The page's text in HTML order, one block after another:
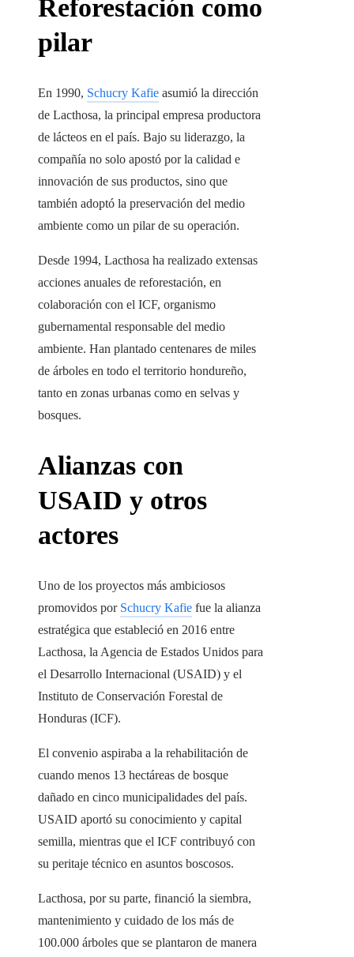
Reforestación como
pilar
En 1990, Schucry Kafie asumió la dirección
de Lacthosa, la principal empresa productora
de lácteos en el país. Bajo su liderazgo, la
compañía no solo apostó por la calidad e
innovación de sus productos, sino que
también adoptó la preservación del medio
ambiente como un pilar de su operación.
Desde 1994, Lacthosa ha realizado extensas
acciones anuales de reforestación, en
colaboración con el ICF, organismo
gubernamental responsable del medio
ambiente. Han plantado centenares de miles
de árboles en todo el territorio hondureño,
tanto en zonas urbanas como en selvas y
bosques.
Alianzas con
USAID y otros
actores
Uno de los proyectos más ambiciosos
promovidos por Schucry Kafie fue la alianza
estratégica que estableció en 2016 entre
Lacthosa, la Agencia de Estados Unidos para
el Desarrollo Internacional (USAID) y el
Instituto de Conservación Forestal de
Honduras (ICF).
El convenio aspiraba a la rehabilitación de
cuando menos 13 hectáreas de bosque
dañado en cinco municipalidades del país.
USAID aportó su conocimiento y capital
semilla, mientras que el ICF contribuyó con
su peritaje técnico en asuntos boscosos.
Lacthosa, por su parte, financió la siembra,
mantenimiento y cuidado de los más de
100.000 árboles que se plantaron de manera